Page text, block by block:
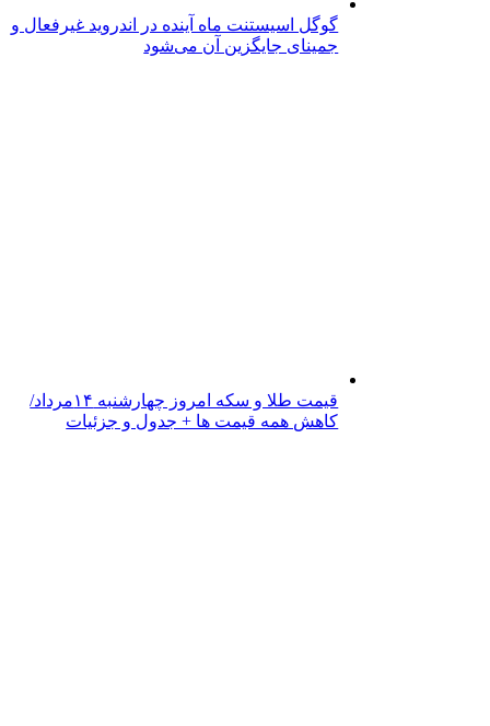
گوگل اسیستنت ماه آینده در اندروید غیرفعال و
جمینای جایگزین آن می‌شود
قیمت طلا و سکه امروز چهارشنبه ۱۴مرداد/
کاهش همه قیمت ها + جدول و جزئیات